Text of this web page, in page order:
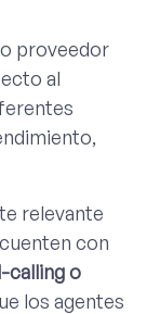
proveedor
al
relevante
con
calling o
los agentes